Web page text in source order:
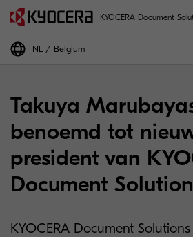
KYOCERA Document
NL Belgium
Takuya
benoemd tot
president van
Document
KYOCERA Document